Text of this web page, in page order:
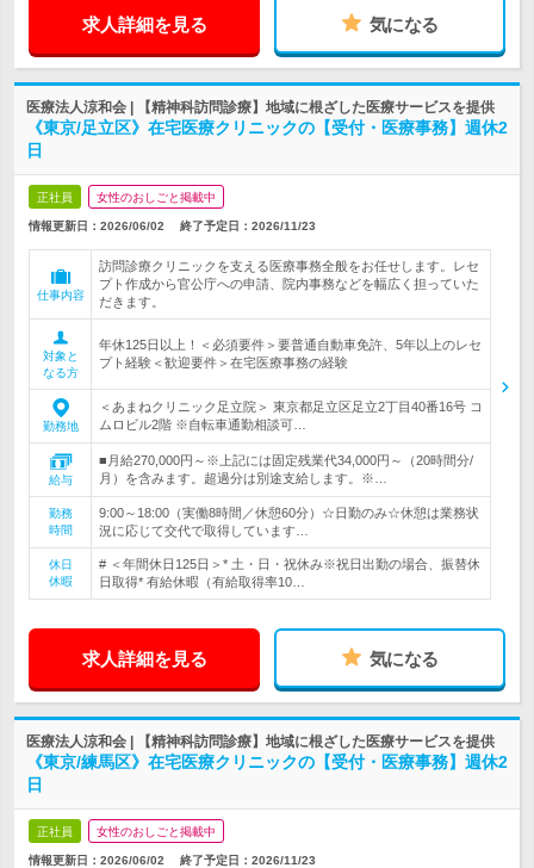
求人詳細を見る 気になる
医療法人涼和会 | 【精神科訪問診療】地域に根ざした医療サービスを提供
《東京/足立区》在宅医療クリニックの【受付・医療事務】週休2
日
正社員 女性のおしごと掲載中
情報更新日：2026/06/02 終了予定日： 2026/11/23
仕事内容
訪問診療クリニックを支える医療事務全般をお任せします。レセ
プト作成から官公庁への申請、院内事務などを幅広く担っていた
だきます。
対象と
なる方
年休125日以上！＜必須要件＞要普通自動車免許、5年以上のレセ
プト経験＜歓迎要件＞在宅医療事務の経験
勤務地
＜あまねクリニック足立院＞ 東京都足立区足立2丁目40番16号 コ
ムロビル2階 ※自転車通勤相談可…
給与
■月給270,000円～※上記には固定残業代34,000円～（20時間分/
月）を含みます。超過分は別途支給します。※…
勤務
時間
9:00～18:00（実働8時間／休憩60分）☆日勤のみ☆休憩は業務状
況に応じて交代で取得しています…
休日
休暇
# ＜年間休日125日＞* 土・日・祝休み※祝日出勤の場合、振替休
日取得* 有給休暇（有給取得率10…
求人詳細を見る 気になる
医療法人涼和会 | 【精神科訪問診療】地域に根ざした医療サービスを提供
《東京/練馬区》在宅医療クリニックの【受付・医療事務】週休2
日
正社員 女性のおしごと掲載中
情報更新日：2026/06/02 終了予定日： 2026/11/23